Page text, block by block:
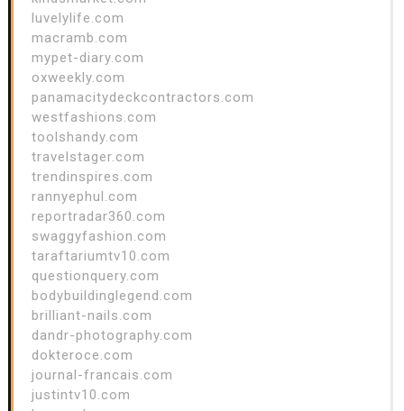
luvelylife.com
macramb.com
mypet-diary.com
oxweekly.com
panamacitydeckcontractors.com
westfashions.com
toolshandy.com
travelstager.com
trendinspires.com
rannyephul.com
reportradar360.com
swaggyfashion.com
taraftariumtv10.com
questionquery.com
bodybuildinglegend.com
brilliant-nails.com
dandr-photography.com
dokteroce.com
journal-francais.com
justintv10.com